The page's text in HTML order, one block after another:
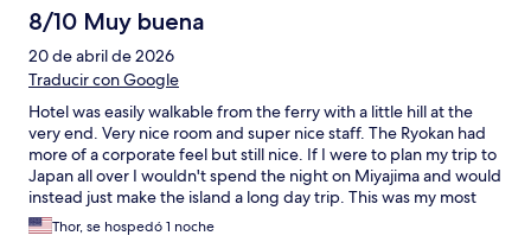
8/10 Muy buena
20 de abril de 2026
Traducir con Google
Hotel was easily walkable from the ferry with a little hill at the
very end. Very nice room and super nice staff. The Ryokan had
more of a corporate feel but still nice. If I were to plan my trip to
Japan all over I wouldn't spend the night on Miyajima and would
instead just make the island a long day trip. This was my most
expensive hotel of my two week trip and while nice, clean, and a
Thor, se hospedó 1 noche